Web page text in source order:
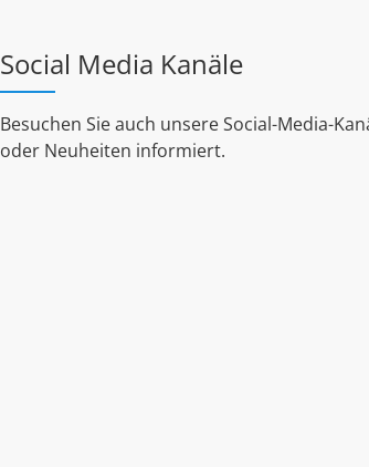
Social Media Kanäle
Besuchen Sie auch unsere Social-Media-
oder Neuheiten informiert.